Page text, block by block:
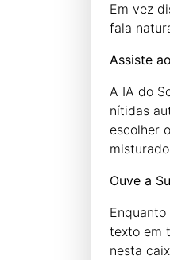
Em vez
fala
Assiste
A IA do
nítidas
escolher
Ouve a
texto em
nesta